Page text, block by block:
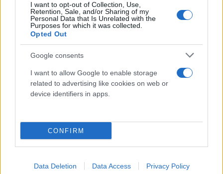
I want to opt-out of Collection, Use,
Retention, Sale, and/or Sharing of my
Personal Data that Is Unrelated with the
Purposes for which it was collected.
Opted Out
Google consents
I want to allow Google to enable storage
related to advertising like cookies on web or
device identifiers in apps.
CONFIRM
Data Deletion Data Access Privacy Policy